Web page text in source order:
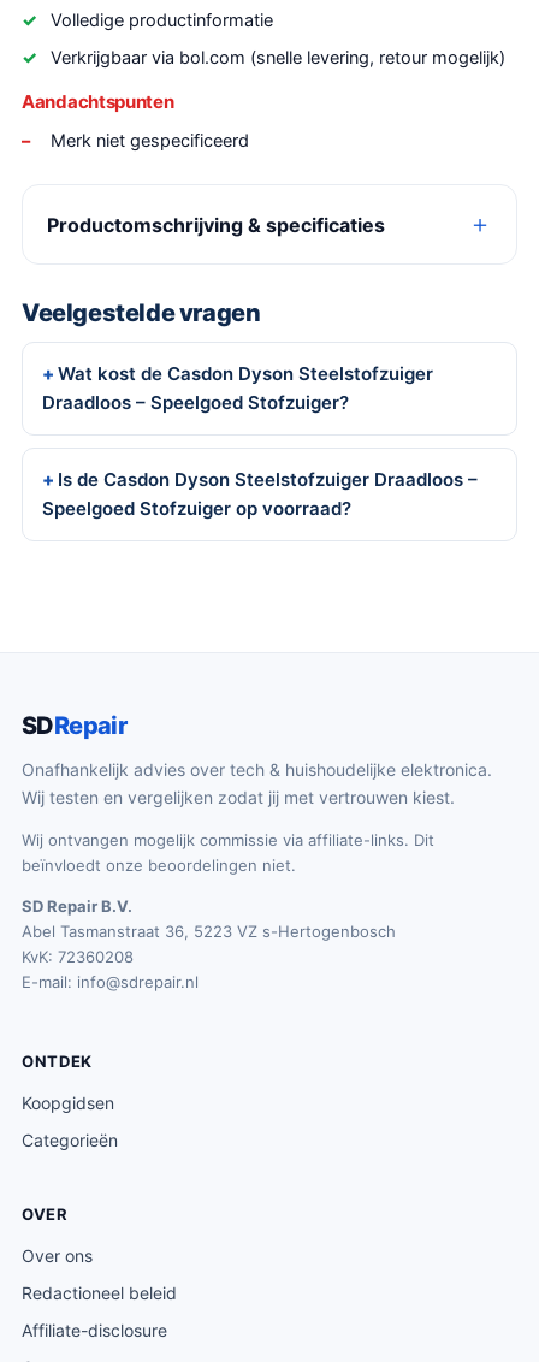
Volledige productinformatie
Verkrijgbaar via bol.com (snelle levering, retour mogelijk)
Aandachtspunten
Merk niet gespecificeerd
Productomschrijving & specificaties
Veelgestelde vragen
Wat kost de Casdon Dyson Steelstofzuiger
Draadloos – Speelgoed Stofzuiger?
Is de Casdon Dyson Steelstofzuiger Draadloos –
Speelgoed Stofzuiger op voorraad?
SDRepair
Onafhankelijk advies over tech & huishoudelijke elektronica.
Wij testen en vergelijken zodat jij met vertrouwen kiest.
Wij ontvangen mogelijk commissie via affiliate-links. Dit
beïnvloedt onze beoordelingen niet.
SD Repair B.V.
Abel Tasmanstraat 36, 5223 VZ s-Hertogenbosch
KvK: 72360208
E-mail: info@sdrepair.nl
ONTDEK
Koopgidsen
Categorieën
OVER
Over ons
Redactioneel beleid
Affiliate-disclosure